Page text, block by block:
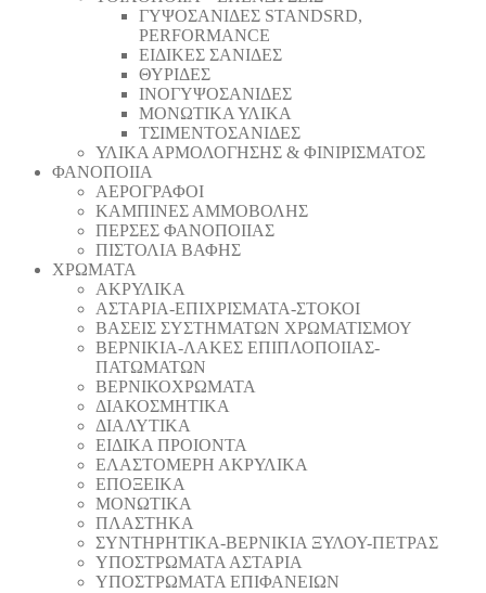
ΓΥΨΟΣΑΝΙΔΕΣ STANDSRD,
PERFORMANCE
ΕΙΔΙΚΕΣ ΣΑΝΙΔΕΣ
ΘΥΡΙΔΕΣ
ΙΝΟΓΥΨΟΣΑΝΙΔΕΣ
ΜΟΝΩΤΙΚΑ ΥΛΙΚΑ
ΤΣΙΜΕΝΤΟΣΑΝΙΔΕΣ
ΥΛΙΚΑ ΑΡΜΟΛΟΓΗΣΗΣ & ΦΙΝΙΡΙΣΜΑΤΟΣ
ΦΑΝΟΠΟΙΙΑ
ΑΕΡΟΓΡΑΦΟΙ
ΚΑΜΠΙΝΕΣ ΑΜΜΟΒΟΛΗΣ
ΠΕΡΣΕΣ ΦΑΝΟΠΟΙΙΑΣ
ΠΙΣΤΟΛΙΑ ΒΑΦΗΣ
ΧΡΩΜΑΤΑ
ΑΚΡΥΛΙΚΑ
ΑΣΤΑΡΙΑ-ΕΠΙΧΡΙΣΜΑΤΑ-ΣΤΟΚΟΙ
ΒΑΣΕΙΣ ΣΥΣΤΗΜΑΤΩΝ ΧΡΩΜΑΤΙΣΜΟΥ
ΒΕΡΝΙΚΙΑ-ΛΑΚΕΣ ΕΠΙΠΛΟΠΟΙΙΑΣ-
ΠΑΤΩΜΑΤΩΝ
ΒΕΡΝΙΚΟΧΡΩΜΑΤΑ
ΔΙΑΚΟΣΜΗΤΙΚΑ
ΔΙΑΛΥΤΙΚΑ
ΕΙΔΙΚΑ ΠΡΟΙΟΝΤΑ
ΕΛΑΣΤΟΜΕΡΗ ΑΚΡΥΛΙΚΑ
ΕΠΟΞΕΙΚΑ
ΜΟΝΩΤΙΚΑ
ΠΛΑΣΤΗΚΑ
ΣΥΝΤΗΡΗΤΙΚΑ-ΒΕΡΝΙΚΙΑ ΞΥΛΟΥ-ΠΕΤΡΑΣ
ΥΠΟΣΤΡΩΜΑΤΑ ΑΣΤΑΡΙΑ
ΥΠΟΣΤΡΩΜΑΤΑ ΕΠΙΦΑΝΕΙΩΝ